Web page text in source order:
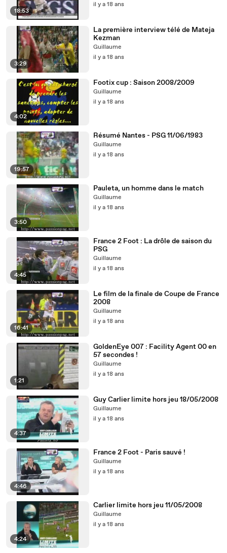
18:53
il y a 18 ans
3:29
La première interview télé de Mateja
Kezman
Guillaume
il y a 18 ans
4:02
Footix cup : Saison 2008/2009
Guillaume
il y a 18 ans
19:57
Résumé Nantes - PSG 11/06/1983
Guillaume
il y a 18 ans
3:50
Pauleta, un homme dans le match
Guillaume
il y a 18 ans
4:45
France 2 Foot : La drôle de saison du
PSG
Guillaume
il y a 18 ans
16:41
Le film de la finale de Coupe de France
2008
Guillaume
il y a 18 ans
1:21
GoldenEye 007 : Facility Agent 00 en
57 secondes !
Guillaume
il y a 18 ans
4:37
Guy Carlier limite hors jeu 18/05/2008
Guillaume
il y a 18 ans
4:46
France 2 Foot - Paris sauvé !
Guillaume
il y a 18 ans
4:24
Carlier limite hors jeu 11/05/2008
Guillaume
il y a 18 ans